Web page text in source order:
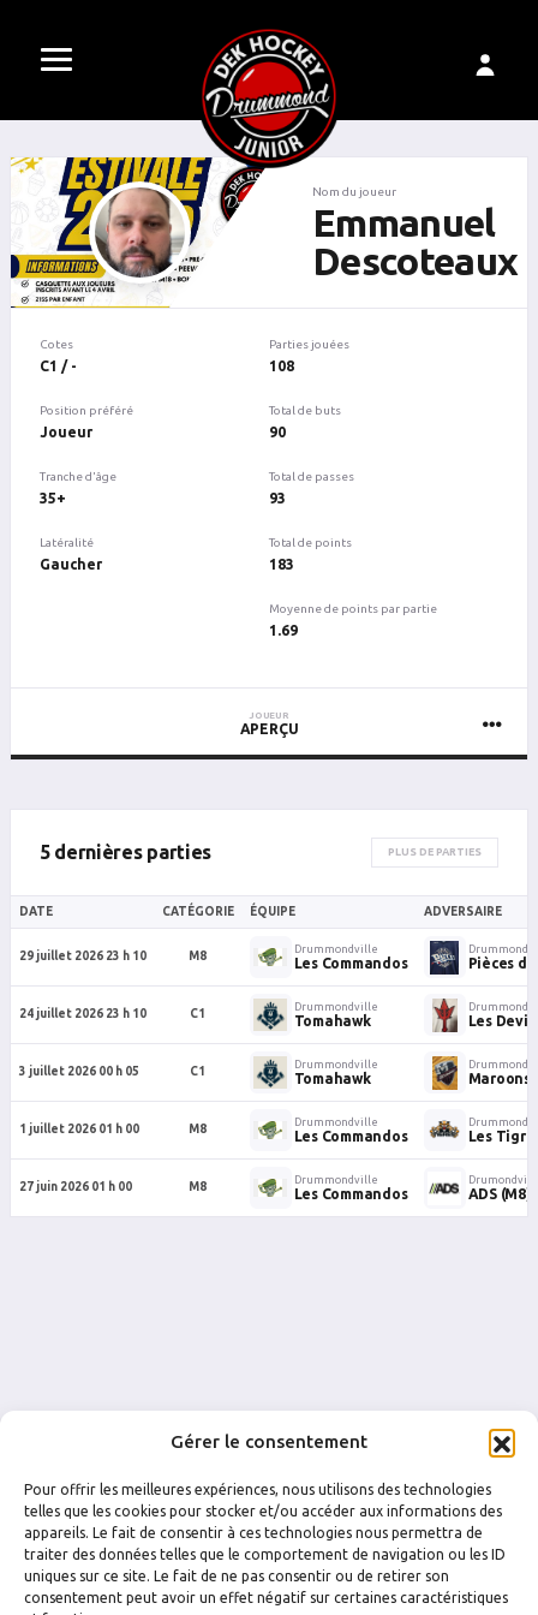
Gérer le consentement
Pour offrir les meilleures expériences, nous utilisons des technologies
telles que les cookies pour stocker et/ou accéder aux informations des
appareils. Le fait de consentir à ces technologies nous permettra de
traiter des données telles que le comportement de navigation ou les ID
uniques sur ce site. Le fait de ne pas consentir ou de retirer son
consentement peut avoir un effet négatif sur certaines caractéristiques
Nom du joueur
Emmanuel
Descoteaux
Cotes
C1 / -
Position préféré
Joueur
Tranche d'âge
35+
Latéralité
Gaucher
Parties jouées
108
Total de buts
90
Total de passes
93
Total de points
183
Moyenne de points par partie
1.69
JOUEUR
APERÇU
5 dernières parties PLUS DE PARTIES
DATE CATÉGORIE ÉQUIPE ADVERSAIRE
29 juillet 2026 23 h 10 M8
Drummondville
Les Commandos Pièces
24 juillet 2026 23 h 10 C1
Drummondville
Tomahawk Les
3 juillet 2026 00 h 05 C1
Drummondville
Tomahawk Maroons
1 juillet 2026 01 h 00 M8
Drummondville
Les Commandos Les
27 juin 2026 01 h 00 M8
Drummondville
Les Commandos ADS (M8)
FACEBOOK INSTAGRAM